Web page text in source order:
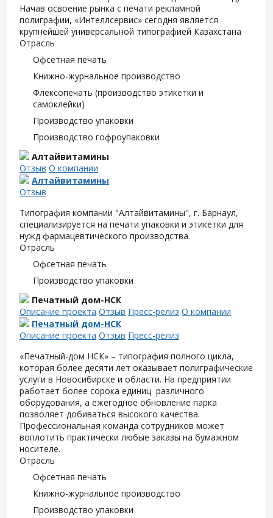
Начав освоение рынка с печати рекламной
полиграфии, «Интеллсервис» сегодня является
крупнейшей универсальной типографией Казахстана
Отрасль
Офсетная печать
Книжно-журнальное производство
Флексопечать (производство этикетки и
самоклейки)
Производство упаковки
Производство гофроупаковки
Алтайвитамины
Отзыв О компании
Алтайвитамины
Отзыв
Типография компании "Алтайвитамины", г. Барнаул,
специализируется на печати упаковки и этикетки для
нужд фармацевтического производства.
Отрасль
Офсетная печать
Производство упаковки
Печатный дом-НСК
Описание проекта Отзыв Пресс-релиз О компании
Печатный дом-НСК
Описание проекта Отзыв Пресс-релиз
«Печатный-дом НСК» – типография полного цикла,
которая более десяти лет оказывает полиграфические
услуги в Новосибирске и области. На предприятии
работает более сорока единиц различного
оборудования, а ежегодное обновление парка
позволяет добиваться высокого качества.
Профессиональная команда сотрудников может
воплотить практически любые заказы на бумажном
носителе.
Отрасль
Офсетная печать
Книжно-журнальное производство
Производство упаковки